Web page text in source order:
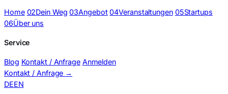
Home 02Dein Weg 03Angebot 04Veranstaltungen 05Startups
06Über uns
Service
Blog Kontakt / Anfrage Anmelden
Kontakt / Anfrage →
DEEN